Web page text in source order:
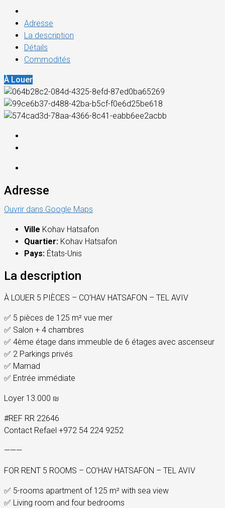
Adresse
La description
Détails
Commodités
À Louer
Adresse
Ouvrir dans Google Maps
Ville Kohav Hatsafon
Quartier: Kohav Hatsafon
Pays: États-Unis
La description
À LOUER 5 PIÈCES – CO’HAV HATSAFON – TEL AVIV
✅ 5 pièces de 125 m² vue mer
✅ Salon + 4 chambres
✅ 4ème étage dans immeuble de 6 étages avec ascenseur
✅ 2 Parkings privés
✅ Mamad
✅ Entrée immédiate
Loyer 13.000 ₪
#REF RR 22646
Contact Refael +972 54 224 9252
———
FOR RENT 5 ROOMS – CO’HAV HATSAFON – TEL AVIV
✅ 5-rooms apartment of 125 m² with sea view
✅ Living room and four bedrooms